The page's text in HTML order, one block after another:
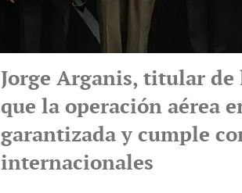
Jorge Arganis, titular
que la operación aérea
garantizada y cumple
internacionales